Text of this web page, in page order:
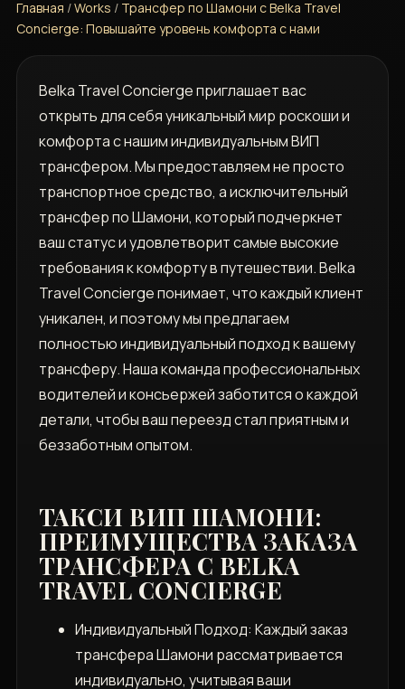
Главная /Works / Трансфер по Шамони с Belka Travel
Concierge: Повышайте уровень комфорта с нами
Belka Travel Concierge приглашает вас
открыть для себя уникальный мир роскоши и
комфорта с нашим индивидуальным ВИП
трансфером. Мы предоставляем не просто
транспортное средство, а исключительный
трансфер по Шамони, который подчеркнет
ваш статус и удовлетворит самые высокие
требования к комфорту в путешествии. Belka
Travel Concierge понимает, что каждый клиент
уникален, и поэтому мы предлагаем
полностью индивидуальный подход к вашему
трансферу. Наша команда профессиональных
водителей и консьержей заботится о каждой
детали, чтобы ваш переезд стал приятным и
беззаботным опытом.
ТАКСИ ВИП ШАМОНИ:
ПРЕИМУЩЕСТВА ЗАКАЗА
ТРАНСФЕРА С BELKA
TRAVEL CONCIERGE
Индивидуальный Подход: Каждый заказ
трансфера Шамони рассматривается
индивидуально, учитывая ваши